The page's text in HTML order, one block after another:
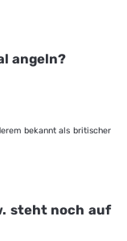
angeln?
bekannt als britischer
steht noch auf